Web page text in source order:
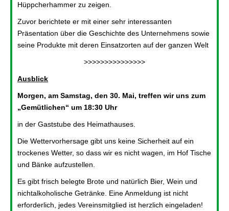
Hüppcherhammer zu zeigen.
Zuvor berichtete er mit einer sehr interessanten
Präsentation über die Geschichte des Unternehmens sowie
seine Produkte mit deren Einsatzorten auf der ganzen Welt
>>>>>>>>>>>>>>>
Ausblick
Morgen, am Samstag, den 30. Mai, treffen wir uns zum
„Gemütlichen“ um 18:30 Uhr
in der Gaststube des Heimathauses.
Die Wettervorhersage gibt uns keine Sicherheit auf ein
trockenes Wetter, so dass wir es nicht wagen, im Hof Tische
und Bänke aufzustellen.
Es gibt frisch belegte Brote und natürlich Bier, Wein und
nichtalkoholische Getränke. Eine Anmeldung ist nicht
erforderlich, jedes Vereinsmitglied ist herzlich eingeladen!